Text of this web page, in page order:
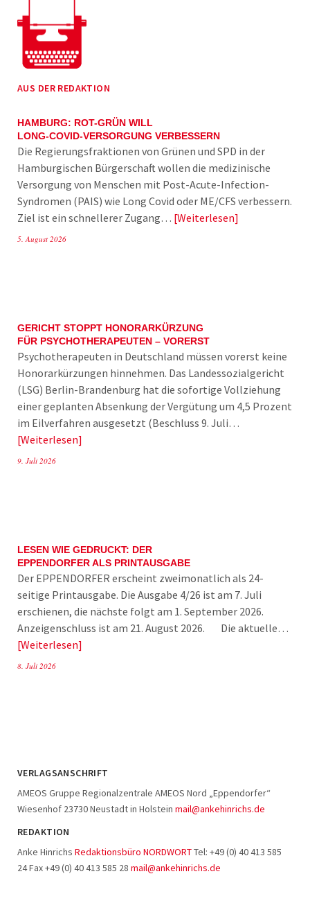
AUS DER REDAKTION
HAMBURG: ROT-GRÜN WILL
LONG-COVID-VERSORGUNG VERBESSERN
Die Regierungsfraktionen von Grünen und SPD in der
Hamburgischen Bürgerschaft wollen die medizinische
Versorgung von Menschen mit Post-Acute-Infection-
Syndromen (PAIS) wie Long Covid oder ME/CFS verbessern.
Ziel ist ein schnellerer Zugang… Weiterlesen
5. August 2026
GERICHT STOPPT HONORARKÜRZUNG
FÜR PSYCHOTHERAPEUTEN – VORERST
Psychotherapeuten in Deutschland müssen vorerst keine
Honorarkürzungen hinnehmen. Das Landessozialgericht
(LSG) Berlin-Brandenburg hat die sofortige Vollziehung
einer geplanten Absenkung der Vergütung um 4,5 Prozent
im Eilverfahren ausgesetzt (Beschluss 9. Juli…
Weiterlesen
9. Juli 2026
LESEN WIE GEDRUCKT: DER
EPPENDORFER ALS PRINTAUSGABE
Der EPPENDORFER erscheint zweimonatlich als 24-
seitige Printausgabe. Die Ausgabe 4/26 ist am 7. Juli
erschienen, die nächste folgt am 1. September 2026.
Anzeigenschluss ist am 21. August 2026. Die aktuelle…
Weiterlesen
8. Juli 2026
VERLAGSANSCHRIFT
AMEOS Gruppe Regionalzentrale AMEOS Nord „Eppendorfer“
Wiesenhof 23730 Neustadt in Holstein mail@ankehinrichs.de
REDAKTION
Anke Hinrichs Redaktionsbüro NORDWORTTel: +49 (0) 40 413 585
24 Fax +49 (0) 40 413 585 28 mail@ankehinrichs.de